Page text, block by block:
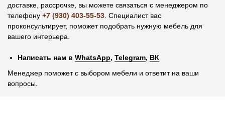
доставке, рассрочке, вы можете связаться с менеджером по
телефону +7 (930) 403-55-53. Специалист вас
проконсультирует, поможет подобрать нужную мебель для
вашего интерьера.
Написать нам в WhatsApp, Telegram, ВК
Менеджер поможет с выбором мебели и ответит на ваши
вопросы.
Акционные товары
Рассрочка
Возврат и обмен
Оптовикам
О компании